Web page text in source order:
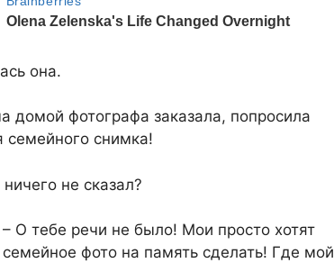
она.
фотографа заказала, попросила
семейного снимка!
не сказал?
О тебе речи не было! Мои просто хотят
фото на память сделать! Где мой